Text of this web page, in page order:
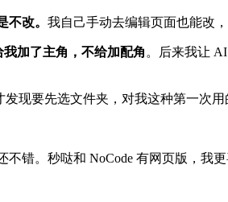
改。 我自己手动去编辑页面也能改
加了主角，不给加配角 。后来我让
现要先选文件夹，对我这种第一次用
错。秒哒和 NoCode 有网页版，我